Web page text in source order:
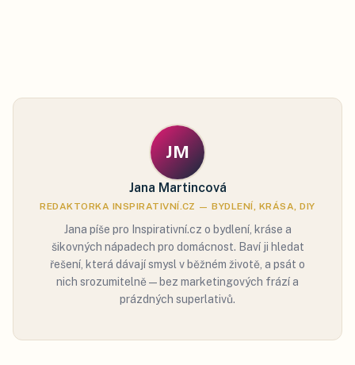
JM
Jana Martincová
REDAKTORKA INSPIRATIVNÍ.CZ — BYDLENÍ, KRÁSA, DIY
Jana píše pro Inspirativní.cz o bydlení, kráse a
šikovných nápadech pro domácnost. Baví ji hledat
řešení, která dávají smysl v běžném životě, a psát o
nich srozumitelně — bez marketingových frází a
prázdných superlativů.